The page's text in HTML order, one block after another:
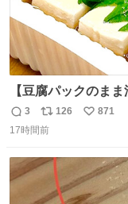
【豆腐パックのま
丁、秒でなくなる 豆腐に大葉をはさんで、めんつゆに漬け
るだけ。冷蔵庫で置
い日にもぴったりの大
はリプ欄を見てね👇
返
信
3
リ
ポ
ト
126
い
数
871
17時間前